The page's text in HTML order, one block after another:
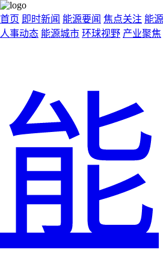
首页 即时新闻 能源要闻 焦点关注 能
人事动态 能源城市 环球视野 产业聚焦
能